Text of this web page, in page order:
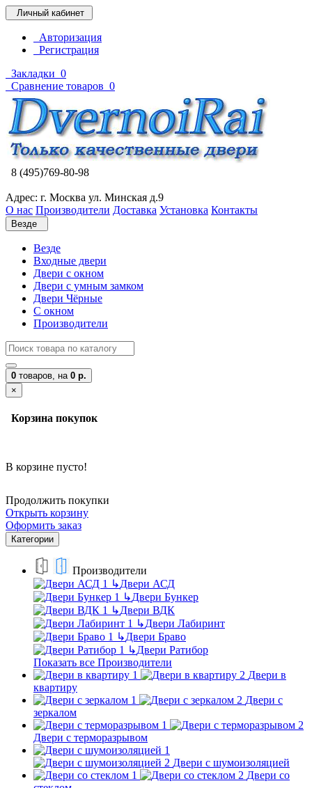
Личный кабинет
Авторизация
Регистрация
Закладки 0
Сравнение товаров 0
8 (495)769-80-98
Адрес: г. Москва ул. Минская д.9
О нас Производители Доставка Установка Контакты
Везде
Везде
Входные двери
Двери с окном
Двери с умным замком
Двери Чёрные
C окном
Производители
0 товаров, на 0 р.
×
Корзина покупок
В корзине пусто!
Продолжить покупки
Открыть корзину
Оформить заказ
Категории
Производители
↳Двери АСД
↳Двери Бункер
↳Двери ВДК
↳Двери Лабиринт
↳Двери Браво
↳Двери Ратибор
Показать все Производители
Двери в
квартиру
Двери с
зеркалом
Двери с терморазрывом
Двери с шумоизоляцией
Двери со